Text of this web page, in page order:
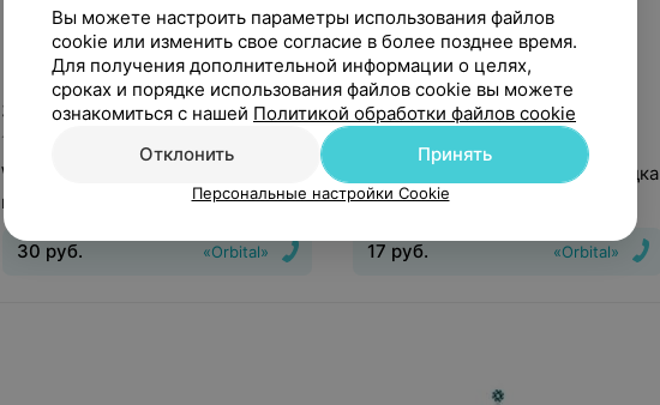
30 руб.
1 предложение
Waterpik Пародонтологическая
насадка для ирригаторов PP100E
«Orbital»
30 руб.
17 руб.
Revyline Ортодонтическая насадка
для ирригатора RL 200
«Orbital»
17 руб.
Вы можете настроить параметры использования файлов
cookie или изменить свое согласие в более позднее время.
Для получения дополнительной информации о целях,
сроках и порядке использования файлов cookie вы можете
ознакомиться с нашей Политикой обработки файлов cookie
Отклонить
Принять
Персональные настройки Cookie